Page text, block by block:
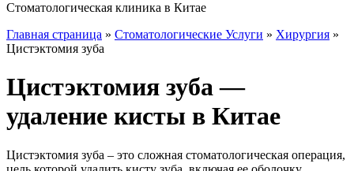
Стоматологическая клиника в Китае
Главная страница » Стоматологические Услуги » Хирургия »
Цистэктомия зуба
Цистэктомия зуба —
удаление кисты в Китае
Цистэктомия зуба – это сложная стоматологическая операция,